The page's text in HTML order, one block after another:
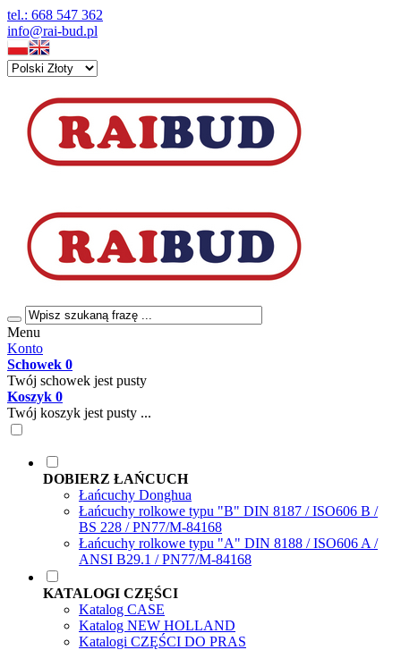
tel.: 668 547 362
info@rai-bud.pl
Menu
Konto
Schowek 0
Twój schowek jest pusty
Koszyk 0
Twój koszyk jest pusty ...
DOBIERZ ŁAŃCUCH
Łańcuchy Donghua
Łańcuchy rolkowe typu "B" DIN 8187 / ISO606 B /
BS 228 / PN77/M-84168
Łańcuchy rolkowe typu "A" DIN 8188 / ISO606 A /
ANSI B29.1 / PN77/M-84168
KATALOGI CZĘŚCI
Katalog CASE
Katalog NEW HOLLAND
Katalogi CZĘŚCI DO PRAS